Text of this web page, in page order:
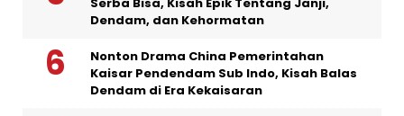
Dendam, dan Kehormatan
Nonton Drama China Pemerintahan
Kaisar Pendendam Sub Indo, Kisah Balas
Dendam di Era Kekaisaran